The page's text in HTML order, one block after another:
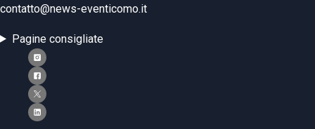
contatto@news-eventicomo.it
Pagine consigliate